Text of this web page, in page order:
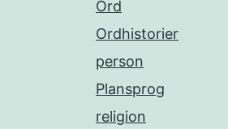
Ord
Ordhistorier
person
Plansprog
religion